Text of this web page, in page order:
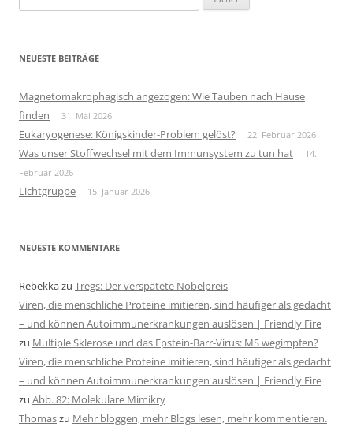
nach:
NEUESTE BEITRÄGE
Magnetomakrophagisch angezogen: Wie Tauben nach Hause
finden
31. Mai 2026
Eukaryogenese: Königskinder-Problem gelöst? 22. Februar 2026
Was unser Stoffwechsel mit dem Immunsystem zu tun hat
14.
Februar 2026
Lichtgruppe 15. Januar 2026
NEUESTE KOMMENTARE
Rebekkazu Tregs: Der verspätete Nobelpreis
Viren, die menschliche Proteine imitieren, sind häufiger als gedacht
– und können Autoimmunerkrankungen auslösen | Friendly Fire
zu Multiple Sklerose und das Epstein-Barr-Virus: MS wegimpfen?
Viren, die menschliche Proteine imitieren, sind häufiger als gedacht
– und können Autoimmunerkrankungen auslösen | Friendly Fire
zu Abb. 82: Molekulare Mimikry
Thomaszu Mehr bloggen, mehr Blogs lesen, mehr kommentieren.